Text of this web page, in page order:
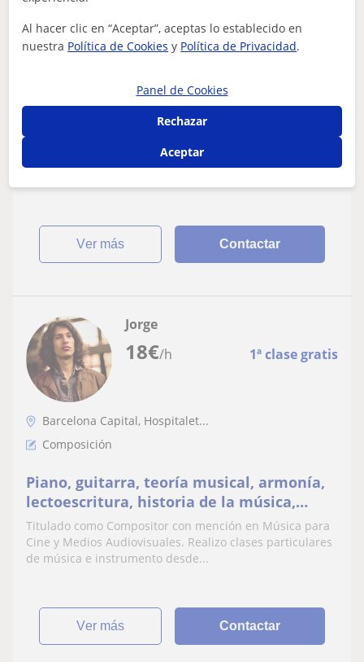
Barcelona Capital, Hospitalet...
Músico compositora, ofrece clases de
guitarra y composición musical (letra y
presencial u online
cero, completamente diseñadas para niños u adultos
ver más Contactar
18€/h 1ª clase gratis
Jorge
Barcelona Capital, Hospitalet...
Composición
Piano, guitarra, teoría musical, armonía,
lectoescritura, historia de la música,
composición, estética, entre otros
Titulado como Compositor con mención en Música para
Cine y Medios Audiovisuales. Realizo clases particulares
de música e instrumento desde...
ver más Contactar
Al hacer clic en “Aceptar”, aceptas lo establecido en
nuestra Política de Cookies y Política de Privacidad.
Panel de Cookies
Rechazar
Aceptar